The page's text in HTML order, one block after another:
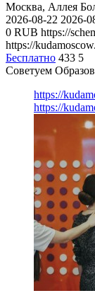
Москва, Аллея
2026-08-22 2026-
0 RUB https://
https://
Бесплатно 433 5
Советуем
https://
https://